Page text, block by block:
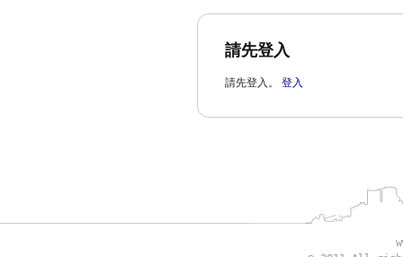
請先登入
請先登入。 登入